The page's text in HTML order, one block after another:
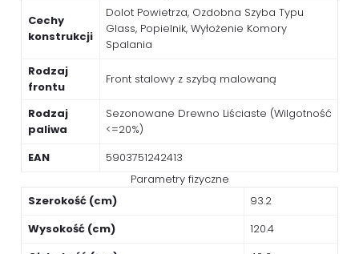
Cechy
konstrukcji
Dolot Powietrza, Ozdobna Szyba Typu
Glass, Popielnik, Wyłożenie Komory
Spalania
Rodzaj
frontu
Front stalowy z szybą malowaną
Rodzaj
paliwa
Sezonowane Drewno Liściaste (Wilgotność
<=20%)
EAN
5903751242413
Parametry fizyczne
Szerokość (cm)
93.2
Wysokość (cm)
120.4